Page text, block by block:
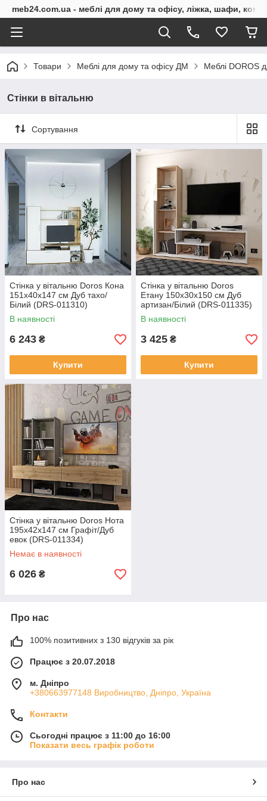
meb24.com.ua - меблі для дому та офісу, ліжка, шафи,
Товари Меблі для дому та офісу ДМ Меблі DOROS
Стінки в вітальню
Сортування
Стінка у вітальню Doros Кона
151х40х147 см Дуб тахо/
Білий (DRS-011310)
В наявності
6 243 ₴
Купити
Стінка у вітальню Doros
Етану 150х30х150 см Дуб
артизан/Білий (DRS-011335)
В наявності
3 425 ₴
Купити
Стінка у вітальню Doros Нота
195х42х147 см Графіт/Дуб
евок (DRS-011334)
Немає в наявності
6 026 ₴
Про нас
100% позитивних з 130 відгуків за рік
Працює з 20.07.2018
м. Дніпро
+380663977148 Виробництво, Дніпро, Україна
Контакти
Сьогодні працює з 11:00 до 16:00
Показати весь графік роботи
Про нас